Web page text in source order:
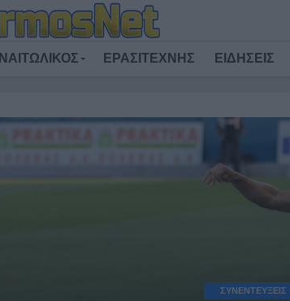
ΕΡΑΣΙΤΕΧΝΗΣ ΕΙΔΗΣΕΙΣ
ΣΥΝΕΝΤΕΥΞΕΙΣ